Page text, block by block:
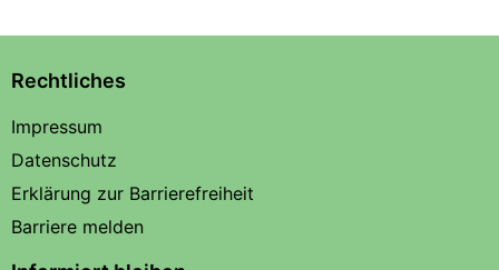
Rechtliches
Impressum
Datenschutz
Erklärung zur Barrierefreiheit
Barriere melden